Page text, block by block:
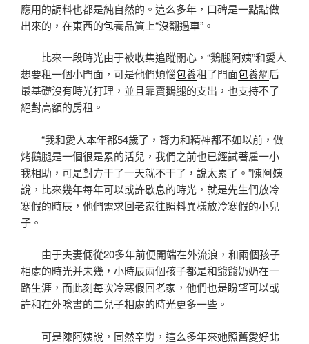
應用的調料也都是純自然的。這么多年，口碑是一點點做
出來的，在東西的包養品質上“沒翻過車”。
比來一段時光由于被收集追蹤關心，“鵝腿阿姨”和愛人
想要租一個小門面，可是他們煩惱包養租了門面包養網后
最基礎沒有時光打理，並且靠賣鵝腿的支出，也支持不了
絕對高額的房租。
“我和愛人本年都54歲了，膂力和精神都不如以前，做
烤鵝腿是一個很是累的活兒，我們之前也已經試著雇一小
我相助，可是對方干了一天就不干了，說太累了。”陳阿姨
說，比來幾年每年可以或許歇息的時光，就是先生們放冷
寒假的時辰，他們需求回老家往照料異樣放冷寒假的小兒
子。
由于夫妻倆從20多年前便開端在外流浪，和兩個孩子
相處的時光并未幾，小時辰兩個孩子都是和爺爺奶奶在一
路生涯，而此刻每次冷寒假回老家，他們也是盼望可以或
許和在外唸書的二兒子相處的時光更多一些。
可是陳阿姨說，固然辛勞，這么多年來她照舊愛好北